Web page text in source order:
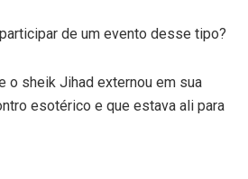
de um evento desse tipo?
o sheik Jihad externou em sua
esotérico e que estava ali para